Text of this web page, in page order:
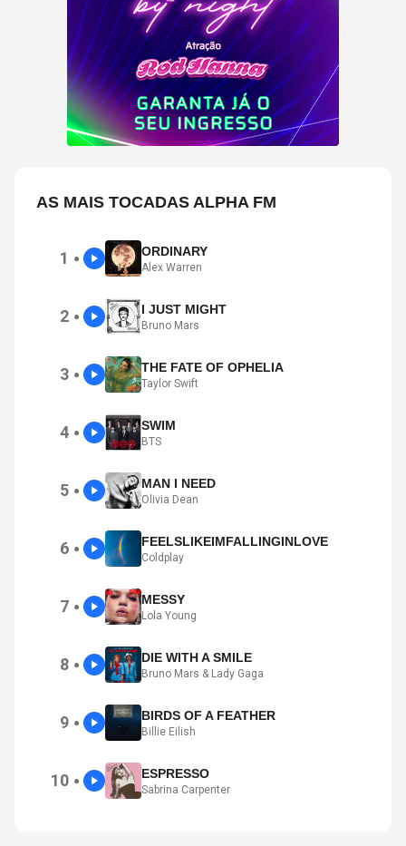
AS MAIS TOCADAS ALPHA FM
1 ● ORDINARY
Alex Warren
2 ● I JUST MIGHT
Bruno Mars
3 ● THE FATE OF OPHELIA
Taylor Swift
4 ● SWIM
BTS
5 ● MAN I NEED
Olivia Dean
6 ● FEELSLIKEIMFALLINGINLOVE
Coldplay
7 ● MESSY
Lola Young
8 ● DIE WITH A SMILE
Bruno Mars & Lady Gaga
9 ● BIRDS OF A FEATHER
Billie Eilish
10 ● ESPRESSO
Sabrina Carpenter